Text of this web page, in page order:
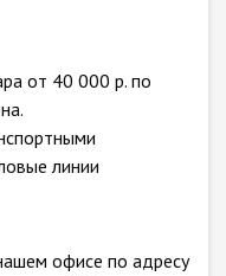
от 40 000 р. по
линии
офисе по адресу